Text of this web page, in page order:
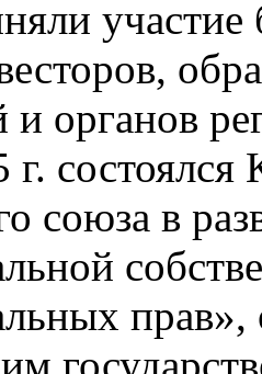
органов
г.
союза в